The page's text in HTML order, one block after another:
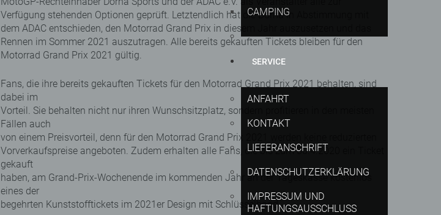
CAMPING
SERVICE
ANFAHRT
KONTAKT
LIEFERANSCHRIFT
DATENSCHUTZERKLÄRUNG
IMPRESSUM UND
HAFTUNGSAUSSCHLUSS
Verfügung stehenden Optionen geprüft. Letztendlich hat die Dorna in Abstimmung mit
dem ADAC entschieden, den Motorrad Grand Prix in diesem Jahr auszusetzen und das
Rennen im Sommer 2021 auszutragen. Alle bereits gekauften Tickets bleiben für den
Motorrad Grand Prix 2021 gültig.
Fans, die ihre bereits gekauften Tickets für den Motorrad Grand Prix 2021 behalten, sind
dabei im
Vorteil. Sie behalten nicht nur ihren Wunschsitzplatz, sondern profitieren in den meisten
Fällen auch
von einem Preisvorteil, denn für den Motorrad Grand Prix 2021 werden keine reduzierten
Vorverkaufspreise angeboten. Zudem erhalten alle Fans, die bis zum 30.4.2020 ein Ticket
gekauft
haben, am Grand-Prix-Wochenende im kommenden Jahr an der Tageskasse kostenlos
eines der
begehrten Kunststofftickets im 2021er Design mit Schlüsselband.